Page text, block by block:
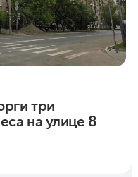
три
на улице 8